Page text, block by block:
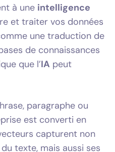
à une intelligence
et traiter vos données
une traduction de
de connaissances
que l’IA peut
paragraphe ou
est converti en
capturent non
texte, mais aussi ses